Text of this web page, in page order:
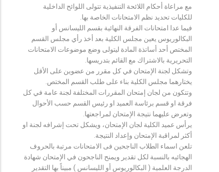
مع مراعاة أحكام اللائحة التنفيذية تتولى اللوائح الداخلية
للكليات تحديد نظم الامتحانات الخاصة بها.
فيما عدا امتحانات الفرقة النهائية بقسم الليسانس أو
البكالوريوس يعين مجلس الكلية بعد أخذ رأي مجلس القسم
المختص أحد أساتذة المادة ليتولى وضع موضوعات الامتحانات
التحريرية بالاشتراك مع القائم بتدريسها.
وتشكل لجنة الإمتحان في كل مقرر من عضوين على الأقل
يختارهما مجلس الكلية بناء على طلب القسم المختص.
وتتكون من لجان إمتحان المقررات المختلفة لجنة عامة في كل
فرقة او قسم برئاسة العميد او رئيس القسم حسب الأحوال
وتعرض عليهما نتيجة الإمتحان لمراجعتها.
يرأس عميد الكلية لجان الإمتحان، ويشكل تحت إشرافه لجنة او
أكثر لمراقبة الإمتحان وإعداد النتيجة.
تلعن اسماء الطلاب الناجحين فى الامتحانات مرتبة بالحروف
الهجائيه بالنسبة لكل تقدير ويمنح الناجحون في الإمتحان شهادة
الدرجة العلمية ( البكالوريوس أو الليسانس ) مبيناً بها التقدير